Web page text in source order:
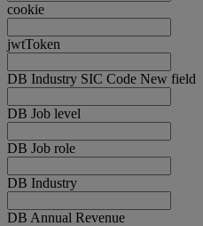
cookie
jwtToken
DB Industry SIC Code New field
DB Job level
DB Job role
DB Industry
DB Annual Revenue